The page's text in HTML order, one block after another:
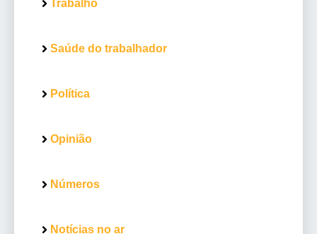
Trabalho
Saúde do trabalhador
Política
Opinião
Números
Notícias no ar